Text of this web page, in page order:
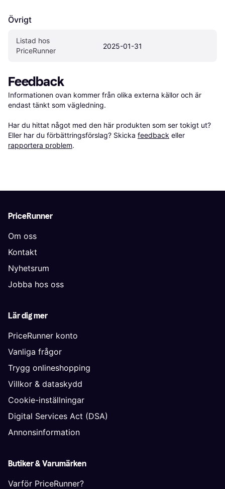
Övrigt
Listad hos
PriceRunner
2025-01-31
Feedback
Informationen ovan kommer från olika externa källor och är
endast tänkt som vägledning.
Har du hittat något med den här produkten som ser tokigt ut?
Eller har du förbättringsförslag? Skicka feedback eller
rapportera problem.
PriceRunner
Om oss
Kontakt
Nyhetsrum
Jobba hos oss
Lär dig mer
PriceRunner konto
Vanliga frågor
Trygg onlineshopping
Villkor & dataskydd
Cookie-inställningar
Digital Services Act (DSA)
Annonsinformation
Butiker & Varumärken
Varför PriceRunner?